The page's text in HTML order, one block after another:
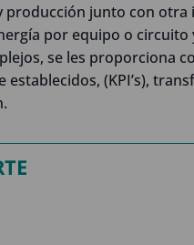
producción junto con
por equipo o
se les proporciona
establecidos, (KPI’s),